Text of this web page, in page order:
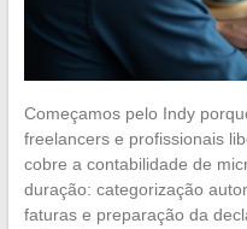
Começamos pelo Indy
freelancers e profissionais
cobre a contabilidade de
duração: categorização
faturas e preparação da